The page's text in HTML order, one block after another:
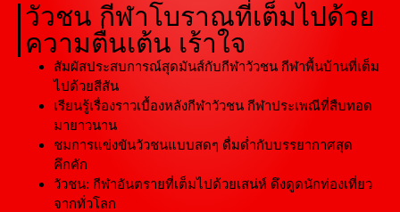
วัวชน กีฬาโบราณที่เต็มไปด้วย
ความตื่นเต้น เร้าใจ
สัมผัสประสบการณ์สุดมันส์กับกีฬาวัวชน กีฬาพื้นบ้านที่เต็ม
ไปด้วยสีสัน
เรียนรู้เรื่องราวเบื้องหลังกีฬาวัวชน กีฬาประเพณีที่สืบทอด
มายาวนาน
ชมการแข่งขันวัวชนแบบสดๆ ดื่มด่ำกับบรรยากาศสุด
คึกคัก
วัวชน: กีฬาอันตรายที่เต็มไปด้วยเสน่ห์ ดึงดูดนักท่องเที่ยว
จากทั่วโลก